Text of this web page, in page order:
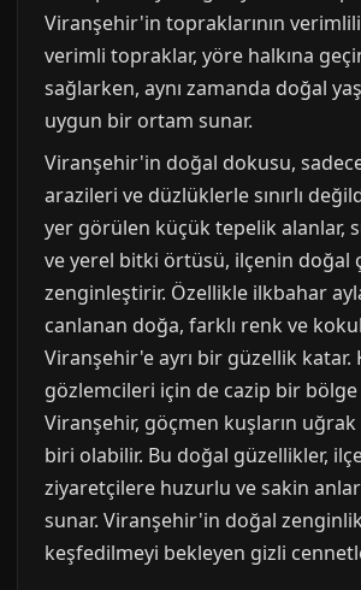
Viranşehir'in topraklarının
verimli topraklar, yöre halkına
sağlarken, aynı zamanda doğal
uygun bir ortam sunar.
Viranşehir'in doğal dokusu,
arazileri ve düzlüklerle sınırlı
yer görülen küçük tepelik alanlar,
ve yerel bitki örtüsü, ilçenin doğal
zenginleştirir. Özellikle ilkbahar
canlanan doğa, farklı renk ve
Viranşehir'e ayrı bir güzellik katar.
gözlemcileri için de cazip bir
Viranşehir, göçmen kuşların
biri olabilir. Bu doğal güzellikler,
ziyaretçilere huzurlu ve sakin anlar
sunar. Viranşehir'in doğal
keşfedilmeyi bekleyen gizli